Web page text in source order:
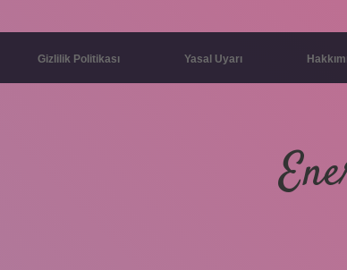
Gizlilik Politikası Yasal Uyarı